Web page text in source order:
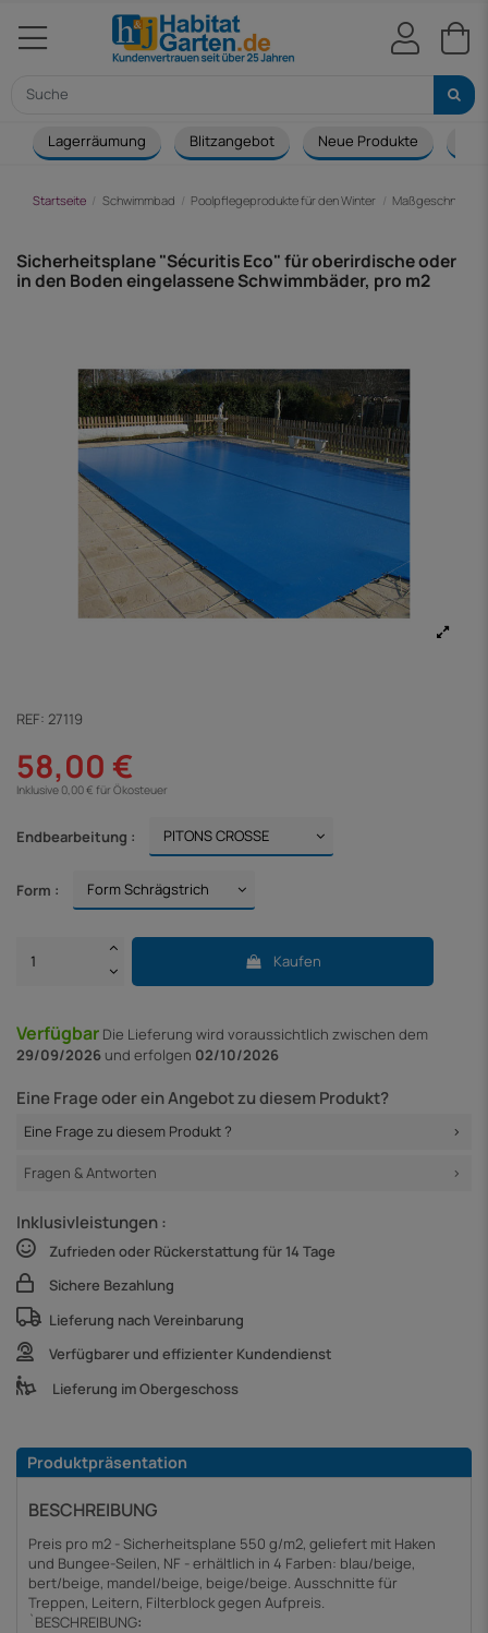
Lagerräumung Blitzangebot Neue Produkte
Startseite Schwimmbad Poolpflegeprodukte für den Winter
Sicherheitsplane "Sécuritis Eco" für oberirdische oder
in den Boden eingelassene Schwimmbäder, pro m2
REF: 27119
58,00 €
Inklusive 0,00 € für Ökosteuer
Endbearbeitung :
Form :
Kaufen
Verfügbar Die Lieferung wird voraussichtlich zwischen dem
29/09/2026 und erfolgen 02/10/2026
Eine Frage oder ein Angebot zu diesem Produkt?
Eine Frage zu diesem Produkt ?
Fragen & Antworten
Inklusivleistungen :
Zufrieden oder Rückerstattung für 14 Tage
Sichere Bezahlung
Lieferung nach Vereinbarung
Verfügbarer und effizienter Kundendienst
Lieferung im Obergeschoss
Produktpräsentation
BESCHREIBUNG
Preis pro m2 - Sicherheitsplane 550 g/m2, geliefert mit Haken
und Bungee-Seilen, NF - erhältlich in 4 Farben: blau/beige,
bert/beige, mandel/beige, beige/beige. Ausschnitte für
Treppen, Leitern, Filterblock gegen Aufpreis.
`BESCHREIBUNG: